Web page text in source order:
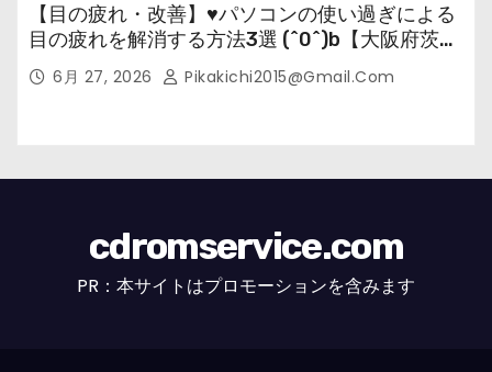
【目の疲れ・改善】♥パソコンの使い過ぎによる
目の疲れを解消する方法3選 (^0^)b【大阪府茨木
市の女性・美容鍼灸・整体師が教えます。】
6月 27, 2026 Pikakichi2015@gmail.com
cdromservice.com
PR：本サイトはプロモーションを含みます